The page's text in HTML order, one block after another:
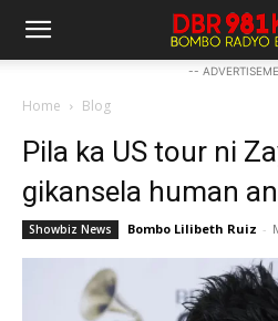
--
Home Blog
Pila ka US tour ni
gikansela human
Showbiz News Bombo Lilibeth Ruiz -